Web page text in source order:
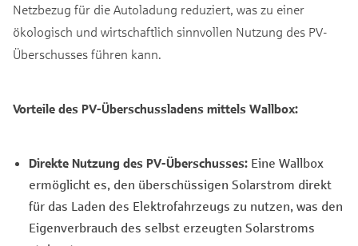
Netzbezug für die Autoladung reduziert, was zu einer
ökologisch und wirtschaftlich sinnvollen Nutzung des PV-
Überschusses führen kann.
Vorteile des PV-Überschussladens mittels Wallbox:
Direkte Nutzung des PV-Überschusses: Eine Wallbox
ermöglicht es, den überschüssigen Solarstrom direkt
für das Laden des Elektrofahrzeugs zu nutzen, was den
Eigenverbrauch des selbst erzeugten Solarstroms